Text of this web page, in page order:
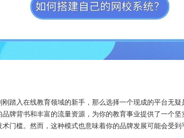
踏入在线教育领域的新手，那么选择一个现成的平台无疑
牌背书和丰富的流量资源，为你的教育事业提供了一个
门槛。然而，这种模式也意味着你的品牌发展可能会受